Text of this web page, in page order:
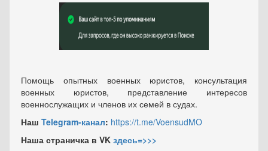
Помощь опытных военных юристов, консультация
военных юристов, представление интересов
военнослужащих и членов их семей в судах.
Наш Telegram-канал: https://t.me/VoensudMO
Наша страничка в VK здесь=>>>